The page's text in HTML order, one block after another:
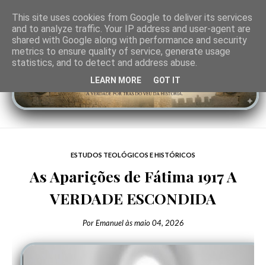
ESTUDOS TEOLÓGICOS E HISTÓRICOS
As Aparições de Fátima 1917 A
VERDADE ESCONDIDA
Por Emanuel àsmaio 04, 2026
This site uses cookies from Google to deliver its services
and to analyze traffic. Your IP address and user-agent are
shared with Google along with performance and security
metrics to ensure quality of service, generate usage
statistics, and to detect and address abuse.
LEARN MORE GOT IT